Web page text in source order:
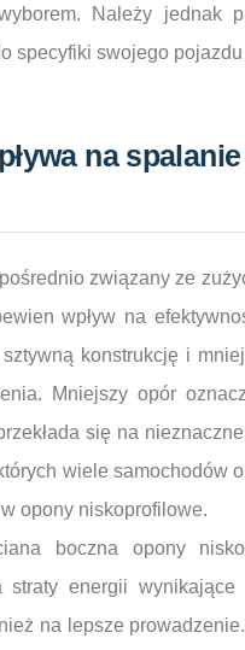
Należy jednak
specyfiki swojego
na
związany ze
wpływ na
konstrukcję i
Mniejszy opór
się na
wiele samochodów
opony niskoprofilowe.
boczna opony
straty energii
na lepsze